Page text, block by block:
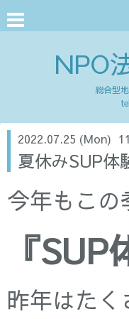
NPO
総合型
2022.07.25 (Mon)
夏休みSUP体
今年もこの
『SUP
昨年はたく